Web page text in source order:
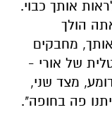
אותך כבוי.
הולך
מחבקים
של אורי -
מצד שני,
פה בחופה".